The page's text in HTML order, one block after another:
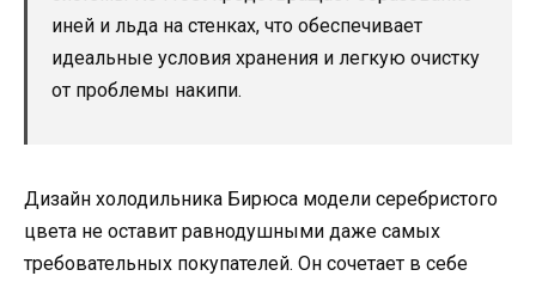
иней и льда на стенках, что обеспечивает
идеальные условия хранения и легкую очистку
от проблемы накипи.
Дизайн холодильника Бирюса модели серебристого
цвета не оставит равнодушными даже самых
требовательных покупателей. Он сочетает в себе